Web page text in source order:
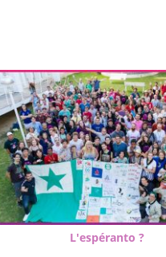
L'espéranto ?